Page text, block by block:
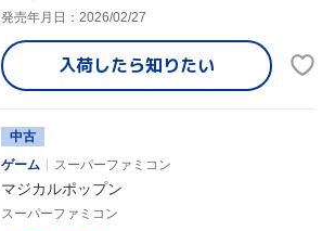
発売年月日：2026/02/27
入荷したら知りたい
中古
ゲーム
スーパーファミコン
マジカルポップン
スーパーファミコン